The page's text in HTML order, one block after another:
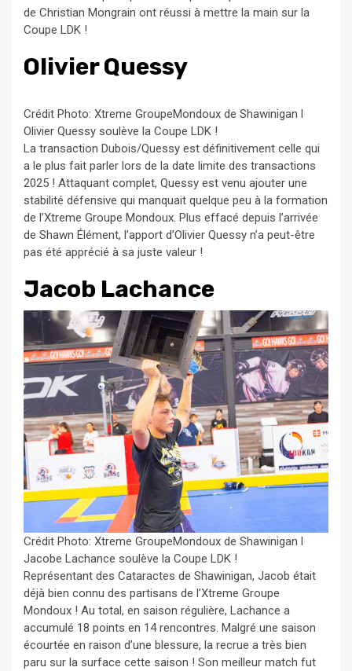
de Christian Mongrain ont réussi à mettre la main sur la
Coupe LDK !
Olivier Quessy
Crédit Photo: Xtreme GroupeMondoux de Shawinigan l
Olivier Quessy soulève la Coupe LDK !
La transaction Dubois/Quessy est définitivement celle qui
a le plus fait parler lors de la date limite des transactions
2025 ! Attaquant complet, Quessy est venu ajouter une
stabilité défensive qui manquait quelque peu à la formation
de l’Xtreme Groupe Mondoux. Plus effacé depuis l’arrivée
de Shawn Élément, l’apport d’Olivier Quessy n’a peut-être
pas été apprécié à sa juste valeur !
Jacob Lachance
Crédit Photo: Xtreme GroupeMondoux de Shawinigan l
Jacobe Lachance soulève la Coupe LDK !
Représentant des Cataractes de Shawinigan, Jacob était
déjà bien connu des partisans de l’Xtreme Groupe
Mondoux ! Au total, en saison régulière, Lachance a
accumulé 18 points en 14 rencontres. Malgré une saison
écourtée en raison d’une blessure, la recrue a très bien
paru sur la surface cette saison ! Son meilleur match fut